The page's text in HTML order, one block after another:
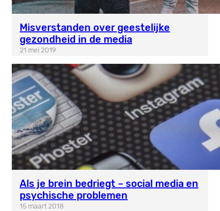
Misverstanden over geestelijke
gezondheid in de media
21 mei 2019
Als je brein bedriegt – social media en
psychische problemen
15 maart 2018